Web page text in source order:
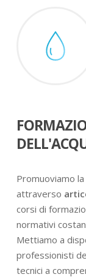
Promuoviamo
attraverso
corsi di
normativi
Mettiamo a
professionisti
tecnici a